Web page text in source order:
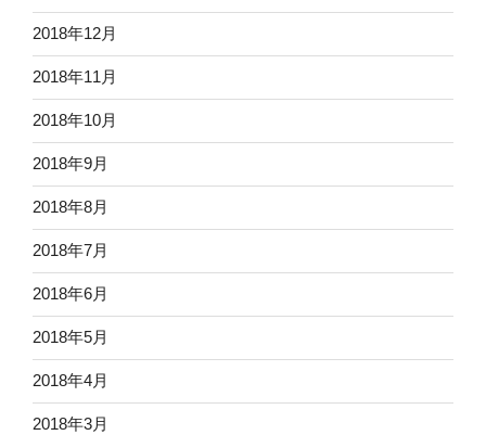
2018年12月
2018年11月
2018年10月
2018年9月
2018年8月
2018年7月
2018年6月
2018年5月
2018年4月
2018年3月